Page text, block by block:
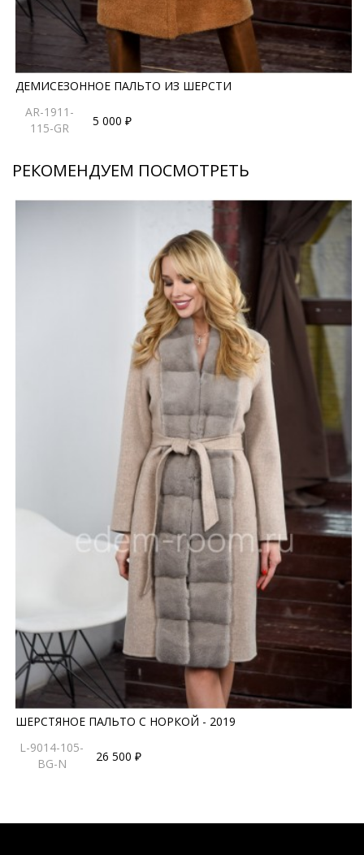
ДЕМИСЕЗОННОЕ ПАЛЬТО ИЗ ШЕРСТИ
AR-1911-
115-GR
5 000 ₽
РЕКОМЕНДУЕМ ПОСМОТРЕТЬ
ШЕРСТЯНОЕ ПАЛЬТО С НОРКОЙ - 2019
L-9014-105-
BG-N
26 500 ₽